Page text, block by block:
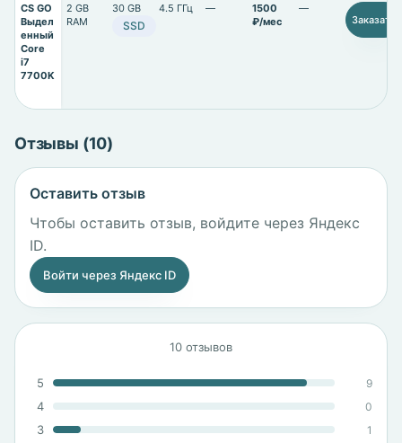
CS GO
Выдел
енный
Core
i7
7700K
2 GB
RAM
30 GB
SSD
4.5 ГГц —
1500
₽/мес
—
Заказать
Отзывы (10)
Оставить отзыв
Чтобы оставить отзыв, войдите через Яндекс
ID.
Войти через Яндекс ID
10 отзывов
5 9
4 0
3 1